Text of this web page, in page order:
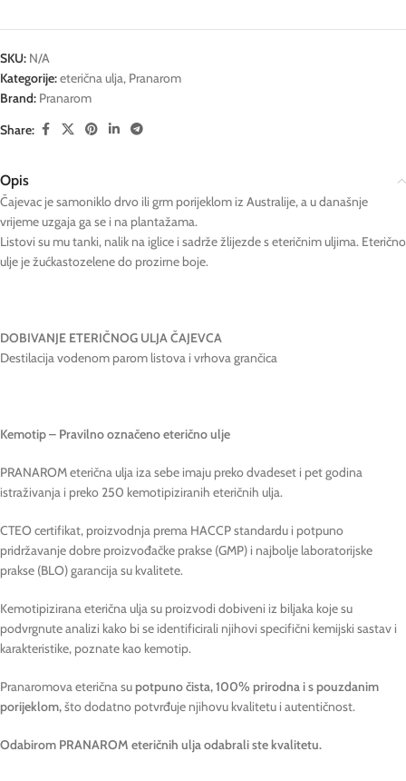
SKU: N/A
Kategorije:eterična ulja, Pranarom
Brand: Pranarom
Share:
Opis
Čajevac je samoniklo drvo ili grm porijeklom iz Australije, a u današnje
vrijeme uzgaja ga se i na plantažama.
Listovi su mu tanki, nalik na iglice i sadrže žlijezde s eteričnim uljima. Eterično
ulje je žućkastozelene do prozirne boje.
DOBIVANJE ETERIČNOG ULJA ČAJEVCA
Destilacija vodenom parom listova i vrhova grančica
Kemotip – Pravilno označeno eterično ulje
PRANAROM eterična ulja iza sebe imaju preko dvadeset i pet godina
istraživanja i preko 250 kemotipiziranih eteričnih ulja.
CTEO certifikat, proizvodnja prema HACCP standardu i potpuno
pridržavanje dobre proizvođačke prakse (GMP) i najbolje laboratorijske
prakse (BLO) garancija su kvalitete.
Kemotipizirana eterična ulja su proizvodi dobiveni iz biljaka koje su
podvrgnute analizi kako bi se identificirali njihovi specifični kemijski sastav i
karakteristike, poznate kao kemotip.
Pranaromova eterična supotpuno čista, 100% prirodna i s pouzdanim
porijeklom,što dodatno potvrđuje njihovu kvalitetu i autentičnost.
Odabirom PRANAROM eteričnih ulja odabrali ste kvalitetu.